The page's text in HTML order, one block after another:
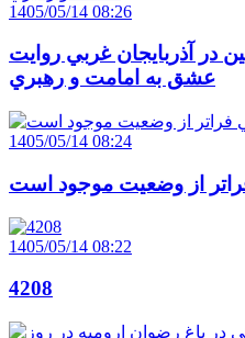
1405/05/14 08:26
در آذربايجان غربي روايت
عشق به امامت و رهبري
1405/05/14 08:24
از وضعيت موجود است
1405/05/14 08:22
4208